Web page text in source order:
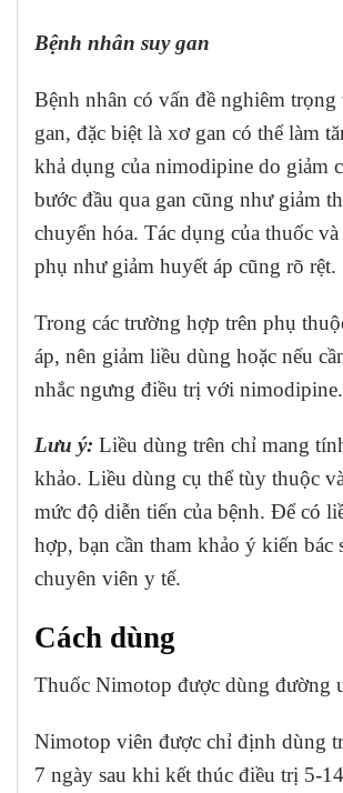
Bệnh nhân suy gan
Bệnh nhân có vấn đề nghiêm trọng
gan, đặc biệt là xơ gan có thể làm
khả dụng của nimodipine do giảm
bước đầu qua gan cũng như giảm
chuyển hóa. Tác dụng của thuốc và
phụ như giảm huyết áp cũng rõ rệt.
Trong các trường hợp trên phụ
áp, nên giảm liều dùng hoặc nếu
nhắc ngưng điều trị với nimodipine.
Lưu ý: Liều dùng trên chỉ mang
khảo. Liều dùng cụ thể tùy thuộc
mức độ diễn tiến của bệnh. Để có
hợp, bạn cần tham khảo ý kiến bác
chuyên viên y tế.
Cách dùng
Thuốc Nimotop được dùng đường
Nimotop viên được chỉ định dùng
7 ngày sau khi kết thúc điều trị 5-